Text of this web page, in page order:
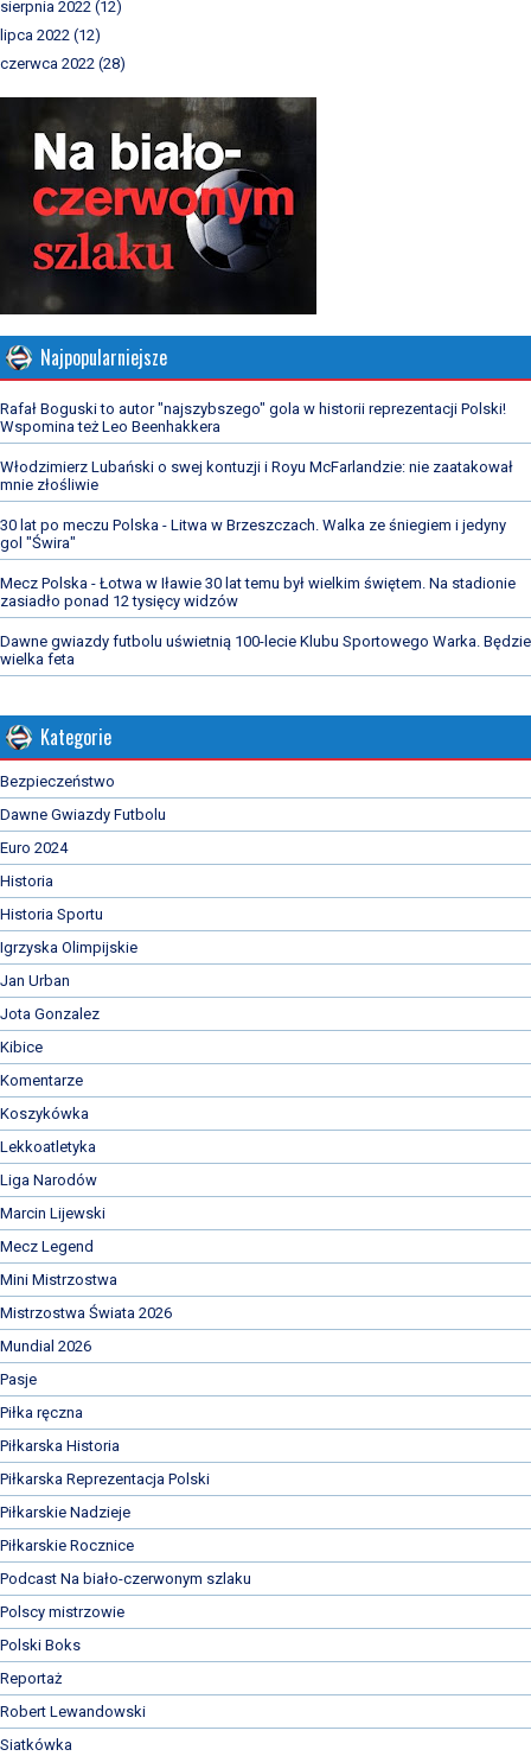
sierpnia 2022 (12)
lipca 2022 (12)
czerwca 2022 (28)
Najpopularniejsze
Rafał Boguski to autor "najszybszego" gola w historii reprezentacji Polski!
Wspomina też Leo Beenhakkera
Włodzimierz Lubański o swej kontuzji i Royu McFarlandzie: nie zaatakował
mnie złośliwie
30 lat po meczu Polska - Litwa w Brzeszczach. Walka ze śniegiem i jedyny
gol "Świra"
Mecz Polska - Łotwa w Iławie 30 lat temu był wielkim świętem. Na stadionie
zasiadło ponad 12 tysięcy widzów
Dawne gwiazdy futbolu uświetnią 100-lecie Klubu Sportowego Warka. Będzie
wielka feta
Kategorie
Bezpieczeństwo
Dawne Gwiazdy Futbolu
Euro 2024
Historia
Historia Sportu
Igrzyska Olimpijskie
Jan Urban
Jota Gonzalez
Kibice
Komentarze
Koszykówka
Lekkoatletyka
Liga Narodów
Marcin Lijewski
Mecz Legend
Mini Mistrzostwa
Mistrzostwa Świata 2026
Mundial 2026
Pasje
Piłka ręczna
Piłkarska Historia
Piłkarska Reprezentacja Polski
Piłkarskie Nadzieje
Piłkarskie Rocznice
Podcast Na biało-czerwonym szlaku
Polscy mistrzowie
Polski Boks
Reportaż
Robert Lewandowski
Siatkówka